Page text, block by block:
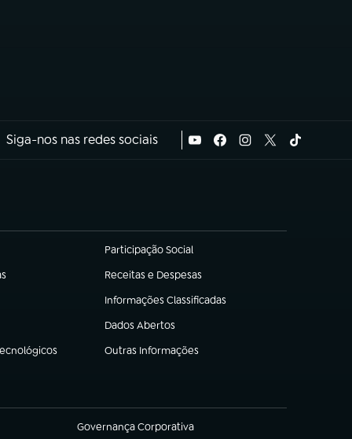
Siga-nos nas redes sociais
Participação Social
(abre em nova aba)
Receitas e Despesas
(abre em nova aba)
Informações Classificadas
(abre em nova aba)
Dados Abertos
(abre em nova aba)
Outras Informações
(abre em nova aba)
Governança Corporativa
(abre em nova aba)